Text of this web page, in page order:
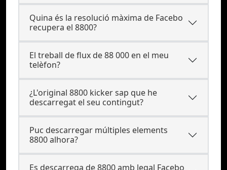
Quina és la resolució màxima de Facebo
recupera el 8800?
El treball de flux de 88 000 en el meu
telèfon?
¿L'original 8800 kicker sap que he
descarregat el seu contingut?
Puc descarregar múltiples elements
8800 alhora?
Es descarrega de 8800 amb legal Facebo